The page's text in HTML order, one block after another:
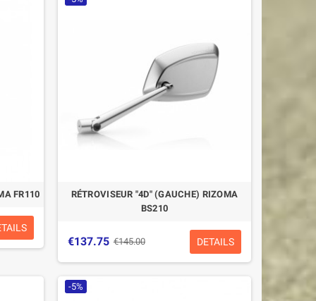
FR110
RÉTROVISEUR "4D" (GAUCHE) RIZOMA
BS210
€137.75 €145.00 DETAILS
-5%